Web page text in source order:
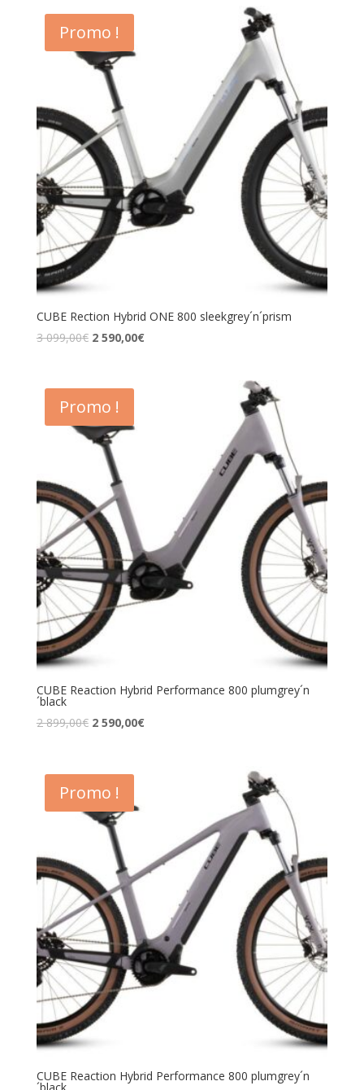
Promo !
CUBE Rection Hybrid ONE 800 sleekgrey´n´prism
3 099,00€ 2 590,00€
Promo !
CUBE Reaction Hybrid Performance 800 plumgrey´n
´black
2 899,00€ 2 590,00€
Promo !
CUBE Reaction Hybrid Performance 800 plumgrey´n